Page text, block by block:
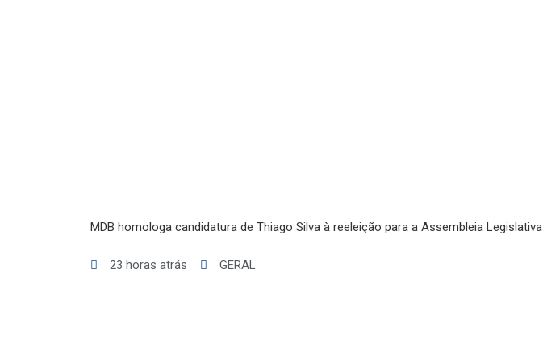
MDB homologa candidatura de Thiago Silva à reeleição para a Assembleia Legislativa
23 horas atrás GERAL
MATO GROSSO